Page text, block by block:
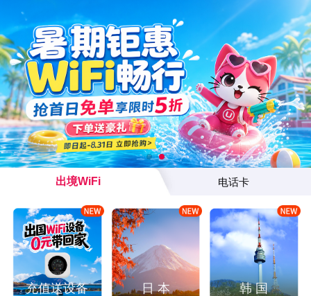
出境WiFi 电话卡
充值送设备 日 本 韩 国